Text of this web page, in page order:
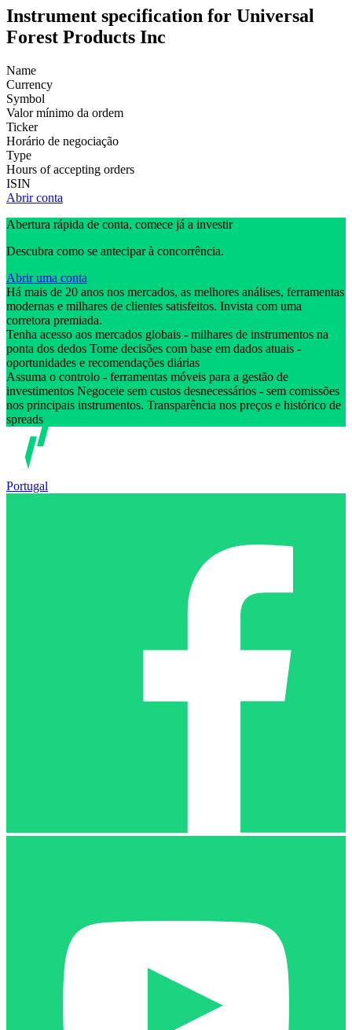
Instrument specification for Universal
Forest Products Inc
Name
Currency
Symbol
Valor mínimo da ordem
Ticker
Horário de negociação
Type
Hours of accepting orders
ISIN
Abrir conta
Abertura rápida de conta, comece já a investir
Descubra como se antecipar à concorrência.
Abrir uma conta
Há mais de 20 anos nos mercados, as melhores análises, ferramentas
modernas e milhares de clientes satisfeitos. Invista com uma
corretora premiada.
Tenha acesso aos mercados globais - milhares de instrumentos na
ponta dos dedos Tome decisões com base em dados atuais -
oportunidades e recomendações diárias
Assuma o controlo - ferramentas móveis para a gestão de
investimentos Negoceie sem custos desnecessários - sem comissões
nos principais instrumentos. Transparência nos preços e histórico de
spreads
Portugal